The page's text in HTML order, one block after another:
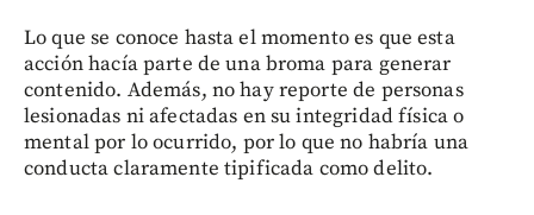
Lo que se conoce hasta el momento es que esta
acción hacía parte de una broma para generar
contenido. Además, no hay reporte de personas
lesionadas ni afectadas en su integridad física o
mental por lo ocurrido, por lo que no habría una
conducta claramente tipificada como delito.